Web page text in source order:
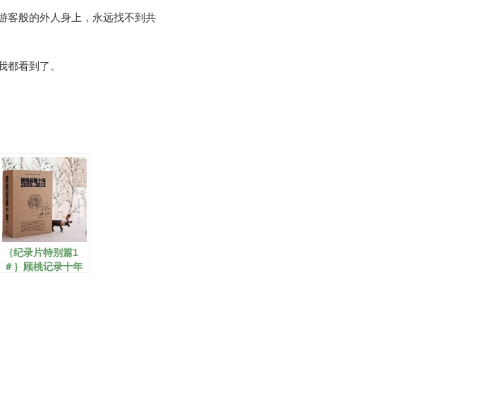
般的外人身上，永远找不到共
看到了。
｛纪录片特别篇1
＃｝顾桃记录十年